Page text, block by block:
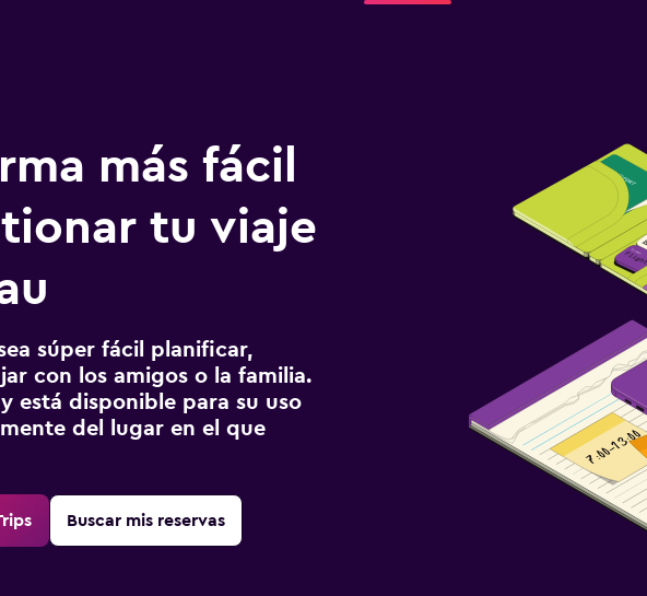
más fácil
tu viaje
súper fácil planificar,
con los amigos o la familia.
está disponible para su uso
del lugar en el que
Buscar mis reservas